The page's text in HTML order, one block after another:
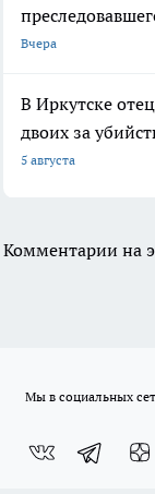
Вчера
В Иркутске
двоих за
5 августа
Комментарии на
Мы в социальных